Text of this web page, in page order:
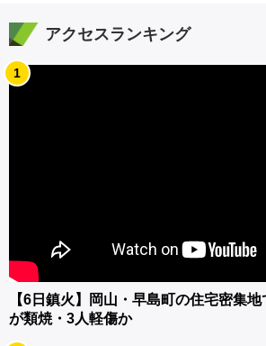
アクセスランキング
1
【6日鎮火】岡山・早島町の住宅密集
が類焼・3人軽傷か